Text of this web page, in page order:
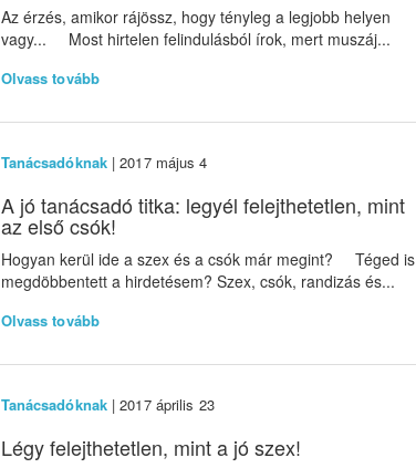
Az érzés, amikor rájössz, hogy tényleg a legjobb helyen
vagy... Most hirtelen felindulásból írok, mert muszáj...
Olvass tovább
Tanácsadóknak| 2017 május 4
A jó tanácsadó titka: legyél felejthetetlen, mint
az első csók!
Hogyan kerül ide a szex és a csók már megint? Téged is
megdöbbentett a hirdetésem? Szex, csók, randizás és...
Olvass tovább
Tanácsadóknak| 2017 április 23
Légy felejthetetlen, mint a jó szex!